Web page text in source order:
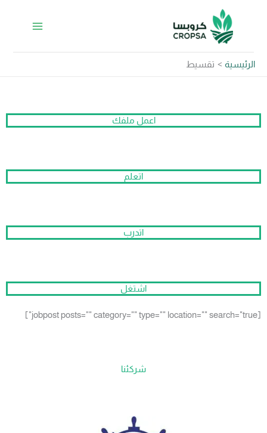
الرئيسية تقسيط
اعمل ملفك
اتعلم
اتدرب
اشتغل
[jobpost posts="" category="" type="" location="" search="true"]
شركئنا
https://api.whatsapp.com/send/?
LinkedIn
Facebook